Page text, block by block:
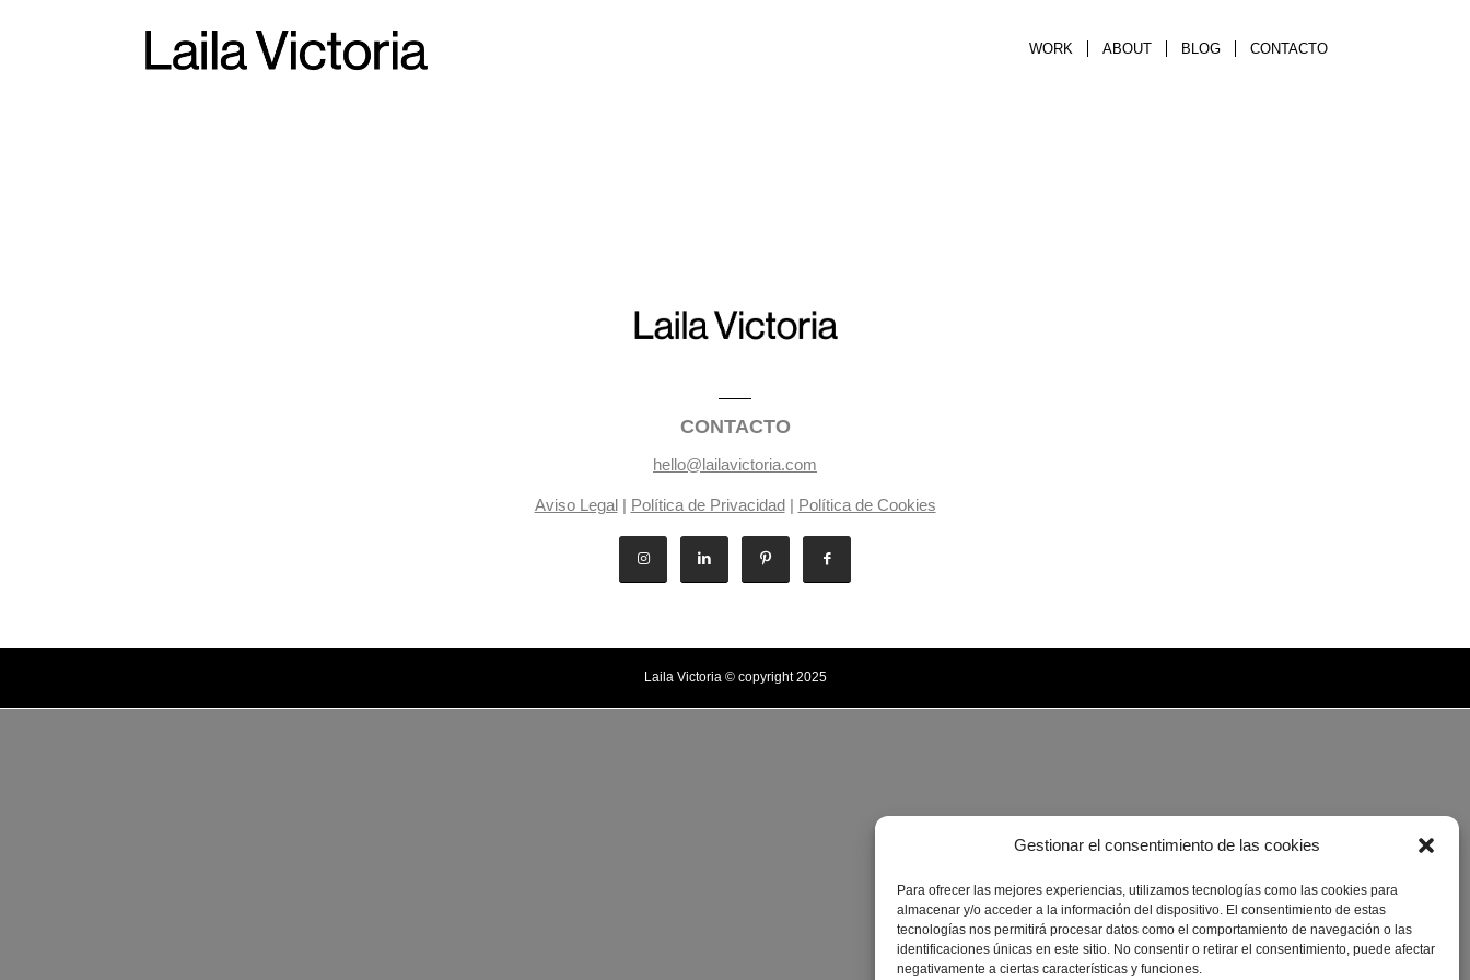
Gestionar el consentimiento de las cookies
Para ofrecer las mejores experiencias, utilizamos tecnologías como las cookies para
almacenar y/o acceder a la información del dispositivo. El consentimiento de estas
tecnologías nos permitirá procesar datos como el comportamiento de navegación o las
identificaciones únicas en este sitio. No consentir o retirar el consentimiento, puede afectar
negativamente a ciertas características y funciones.
WORK ABOUT BLOG CONTACTO
CONTACTO
hello@lailavictoria.com
Aviso Legal| Política de Privacidad| Política de Cookies
Laila Victoria © copyright 2025